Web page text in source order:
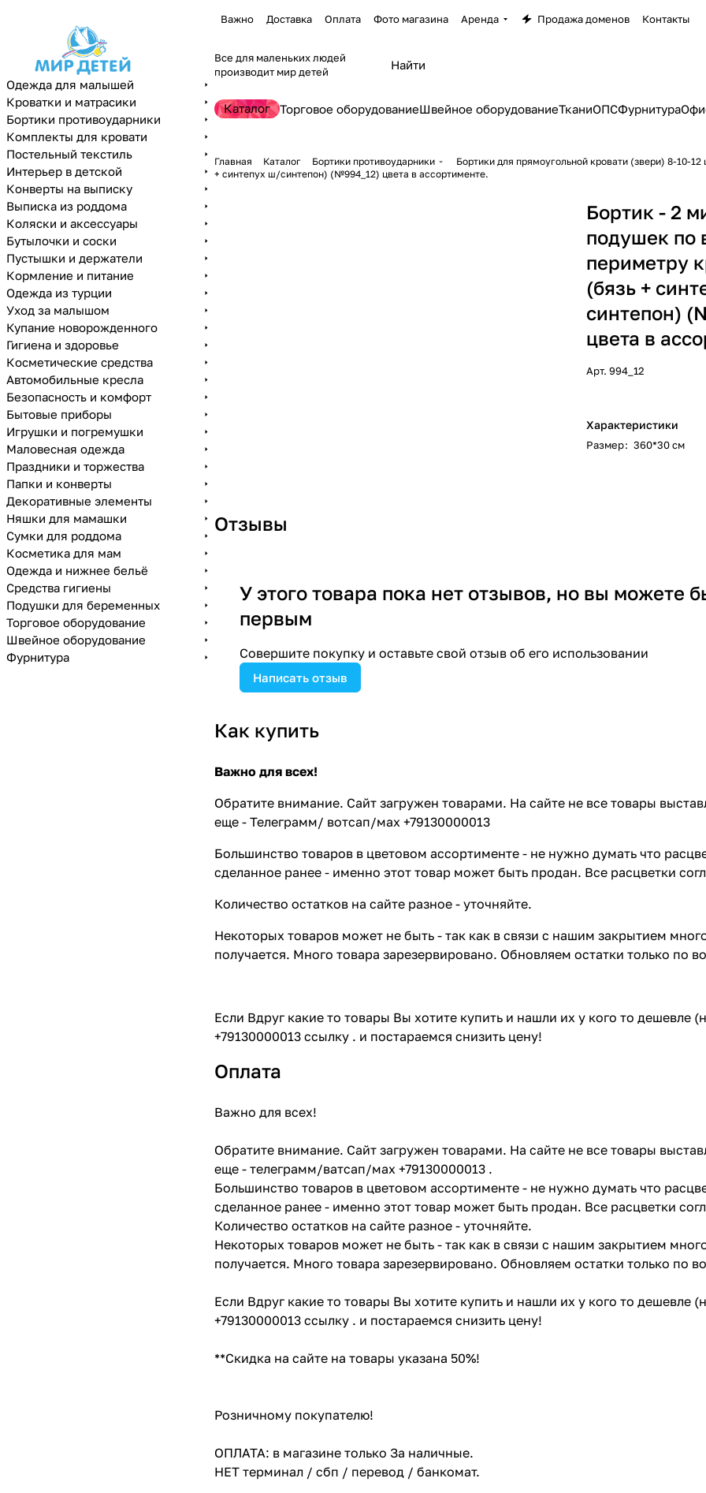
Важно Доставка Оплата Фото магазина Аренда Продажа доменов Контакты
Все для маленьких людей
производит мир детей
Каталог Торговое оборудованиеШвейное оборудованиеТканиОПСФурнитура
Главная Каталог Бортики противоударники
Бортики для прямоугольной кровати (звери) 8-10-12
+ синтепух ш/синтепон) (№994_12) цвета в ассортименте.
Бортик - 2
подушек по
периметру
(бязь +
синтепон)
цвета в
Арт. 994_12
Характеристики
Размер: 360*30 см
Отзывы
У этого товара пока нет отзывов, но вы можете
первым
Совершите покупку и оставьте свой отзыв об его использовании
Написать отзыв
Как купить
Важно для всех!
Обратите внимание. Сайт загружен товарами. На сайте не все товары
еще - Телеграмм/ вотсап/мах +79130000013
Большинство товаров в цветовом ассортименте - не нужно думать что
сделанное ранее - именно этот товар может быть продан. Все расцветки
Количество остатков на сайте разное - уточняйте.
Некоторых товаров может не быть - так как в связи с нашим закрытием
получается. Много товара зарезервировано. Обновляем остатки только по
Если Вдруг какие то товары Вы хотите купить и нашли их у кого то
+79130000013 ссылку . и постараемся снизить цену!
Оплата
Важно для всех!
Обратите внимание. Сайт загружен товарами. На сайте не все товары
еще - телеграмм/ватсап/мах +79130000013 .
Большинство товаров в цветовом ассортименте - не нужно думать что
сделанное ранее - именно этот товар может быть продан. Все расцветки
Количество остатков на сайте разное - уточняйте.
Некоторых товаров может не быть - так как в связи с нашим закрытием
получается. Много товара зарезервировано. Обновляем остатки только по
Если Вдруг какие то товары Вы хотите купить и нашли их у кого то
+79130000013 ссылку . и постараемся снизить цену!
**Скидка на сайте на товары указана 50%!
Розничному покупателю!
ОПЛАТА: в магазине только За наличные.
НЕТ терминал / сбп / перевод / банкомат.
Одежда для малышей
Кроватки и матрасики
Бортики противоударники
Комплекты для кровати
Постельный текстиль
Интерьер в детской
Конверты на выписку
Выписка из роддома
Коляски и аксессуары
Бутылочки и соски
Пустышки и держатели
Кормление и питание
Одежда из турции
Уход за малышом
Купание новорожденного
Гигиена и здоровье
Косметические средства
Автомобильные кресла
Безопасность и комфорт
Бытовые приборы
Игрушки и погремушки
Маловесная одежда
Праздники и торжества
Папки и конверты
Декоративные элементы
Няшки для мамашки
Сумки для роддома
Косметика для мам
Одежда и нижнее бельё
Средства гигиены
Подушки для беременных
Торговое оборудование
Швейное оборудование
Фурнитура